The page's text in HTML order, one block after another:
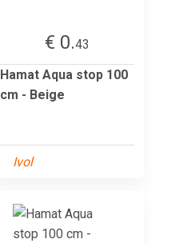
€ 0.43
Hamat Aqua stop 100
cm - Beige
Ivol